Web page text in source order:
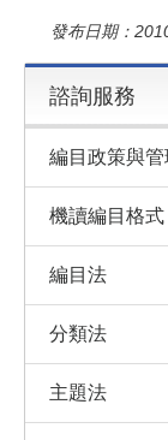
發布日期：
諮詢服務
編目政策與管
機讀編目格式
編目法
分類法
主題法